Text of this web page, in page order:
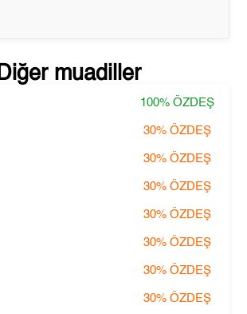
Diğer muadiller
100% ÖZDEŞ
30% ÖZDEŞ
30% ÖZDEŞ
30% ÖZDEŞ
30% ÖZDEŞ
30% ÖZDEŞ
30% ÖZDEŞ
30% ÖZDEŞ